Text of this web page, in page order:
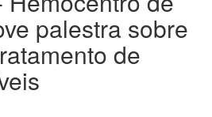
palestra sobre
de